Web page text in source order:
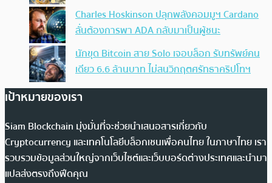
Charles Hoskinson ปลุกพลังคอมมูฯ Cardano
ลั่นต้องการพา ADA กลับมาเป็นผู้ชนะ
นักขุด Bitcoin สาย Solo เจอบล็อก รับทรัพย์คน
เดียว 6.6 ล้านบาท ไม่สนวิกฤตศรัทธาคริปโทฯ
เป้าหมายของเรา
Siam Blockchain มุ่งมั่นที่จะช่วยนำเสนอสารเกี่ยวกับ
Cryptocurrency และเทคโนโลยีบล็อกเชนเพื่อคนไทย ในภาษาไทย เรา
รวบรวมข้อมูลส่วนใหญ่จากเว็บไซต์และเว็บบอร์ดต่างประเทศและนำมา
แปลส่งตรงถึงฟีดคุณ